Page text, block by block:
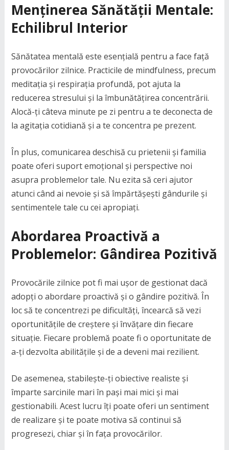
Menținerea Sănătății Mentale:
Echilibrul Interior
Sănătatea mentală este esențială pentru a face față
provocărilor zilnice. Practicile de mindfulness, precum
meditația și respirația profundă, pot ajuta la
reducerea stresului și la îmbunătățirea concentrării.
Alocă-ți câteva minute pe zi pentru a te deconecta de
la agitația cotidiană și a te concentra pe prezent.
În plus, comunicarea deschisă cu prietenii și familia
poate oferi suport emoțional și perspective noi
asupra problemelor tale. Nu ezita să ceri ajutor
atunci când ai nevoie și să împărtășești gândurile și
sentimentele tale cu cei apropiați.
Abordarea Proactivă a
Problemelor: Gândirea Pozitivă
Provocările zilnice pot fi mai ușor de gestionat dacă
adopți o abordare proactivă și o gândire pozitivă. În
loc să te concentrezi pe dificultăți, încearcă să vezi
oportunitățile de creștere și învățare din fiecare
situație. Fiecare problemă poate fi o oportunitate de
a-ți dezvolta abilitățile și de a deveni mai rezilient.
De asemenea, stabilește-ți obiective realiste și
împarte sarcinile mari în pași mai mici și mai
gestionabili. Acest lucru îți poate oferi un sentiment
de realizare și te poate motiva să continui să
progresezi, chiar și în fața provocărilor.